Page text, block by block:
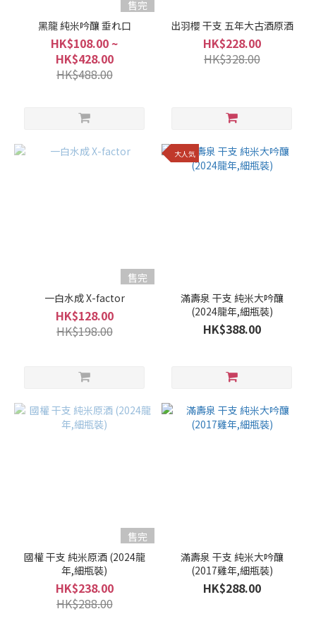
售完
黑龍 純米吟釀 垂れ口
HK$108.00 ~
HK$428.00
HK$488.00
出羽櫻 干支 五年大古酒原酒
HK$228.00
HK$328.00
售完
一白水成 X-factor
HK$128.00
HK$198.00
大人気
滿壽泉 干支 純米大吟釀
(2024龍年,細瓶裝)
HK$388.00
售完
國權 干支 純米原酒 (2024龍
年,細瓶裝)
HK$238.00
HK$288.00
滿壽泉 干支 純米大吟釀
(2017雞年,細瓶裝)
HK$288.00